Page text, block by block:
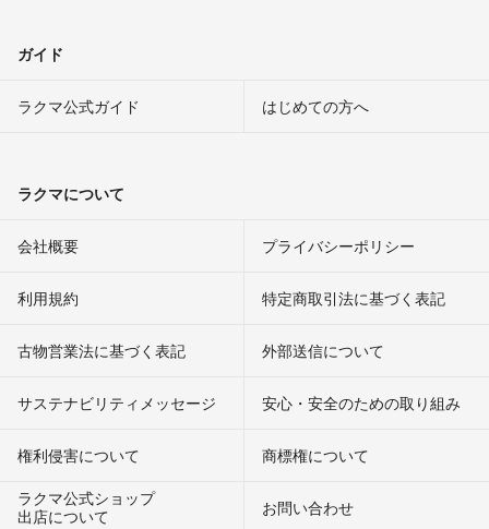
ガイド
ラクマ公式ガイド はじめての方へ
ラクマについて
会社概要 プライバシーポリシー
利用規約 特定商取引法に基づく表記
古物営業法に基づく表記 外部送信について
サステナビリティメッセージ 安心・安全のための取り組み
権利侵害について
商標権について
ラクマ公式ショップ
出店について
お問い合わせ